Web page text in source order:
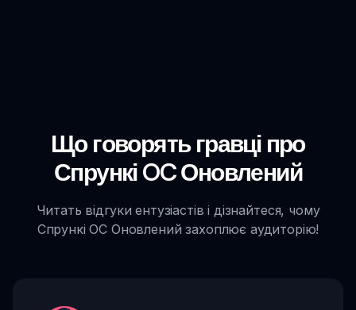
Що говорять гравці про
Спрункі OC Оновлений
Читать відгуки ентузіастів і дізнайтеся, чому
Спрункі OC Оновлений захоплює аудиторію!